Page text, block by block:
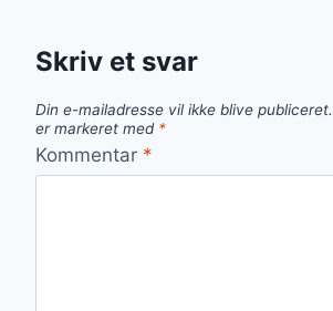
Skriv et svar
Din e-mailadresse vil ikke blive publiceret.
er markeret med *
Kommentar *